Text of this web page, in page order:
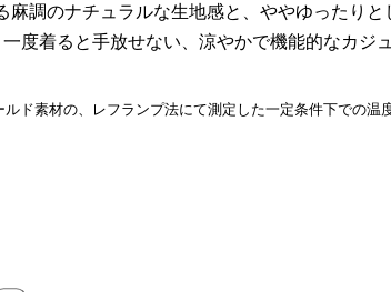
麻調のナチュラルな生地感と、ややゆったりと
度着ると手放せない、涼やかで機能的なカジ
ド素材の、レフランプ法にて測定した一定条件下での温